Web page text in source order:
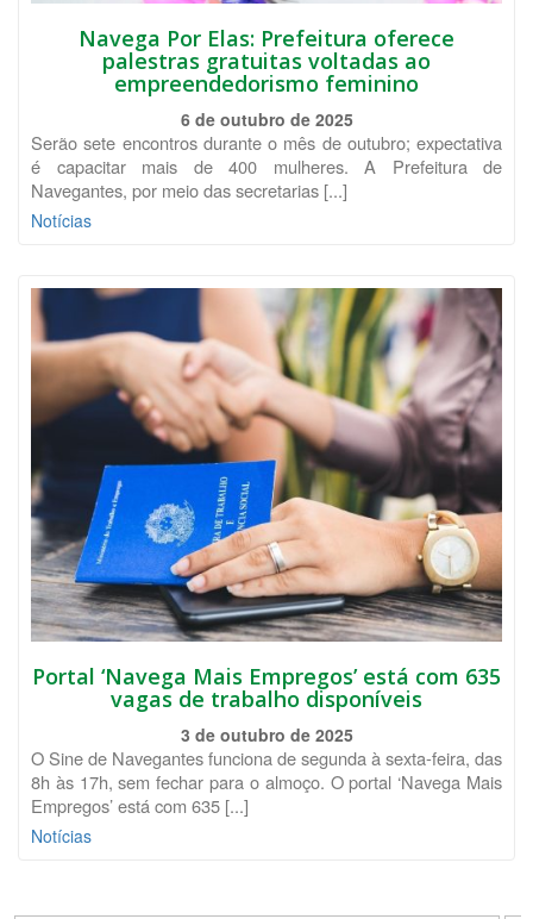
Navega Por Elas: Prefeitura oferece
palestras gratuitas voltadas ao
empreendedorismo feminino
6 de outubro de 2025
Serão sete encontros durante o mês de outubro; expectativa
é capacitar mais de 400 mulheres. A Prefeitura de
Navegantes, por meio das secretarias [...]
Notícias
Portal ‘Navega Mais Empregos’ está com 635
vagas de trabalho disponíveis
3 de outubro de 2025
O Sine de Navegantes funciona de segunda à sexta-feira, das
8h às 17h, sem fechar para o almoço. O portal ‘Navega Mais
Empregos’ está com 635 [...]
Notícias